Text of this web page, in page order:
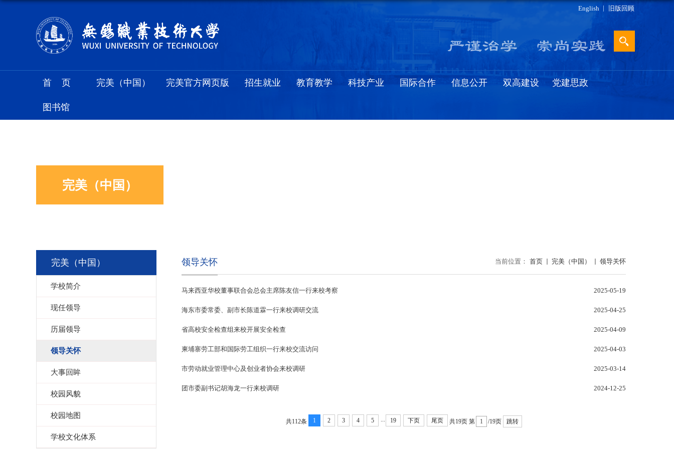
English 旧版回顾
首页 完美（中国） 完美官方网页版 招生就业 教育教学 科技产业 国际合作 信息公开 双高建设 党建思政
图书馆
完美（中国）
完美（中国）
学校简介
现任领导
历届领导
领导关怀
大事回眸
校园风貌
校园地图
学校文化体系
当前位置： 首页 完美（中国） 领导关怀
领导关怀
马来西亚华校董事联合会总会主席陈友信一行来校考察 2025-05-19
海东市委常委、副市长陈道霖一行来校调研交流 2025-04-25
省高校安全检查组来校开展安全检查 2025-04-09
柬埔寨劳工部和国际劳工组织一行来校交流访问 2025-04-03
市劳动就业管理中心及创业者协会来校调研 2025-03-14
团市委副书记胡海龙一行来校调研 2024-12-25
共112条 1 2 3 4 5 ... 19 下页 尾页 共19页 第 /19页 跳转